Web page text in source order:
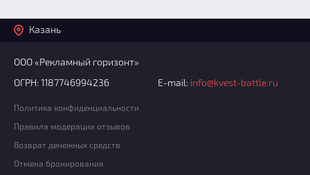
Казань
ООО «Рекламный горизонт»
ОГРН: 1187746994236
E-mail: info@kvest-battle.ru
Политика конфиденциальности
Правила модерации отзывов
Возврат денежных средств
Отмена бронирования